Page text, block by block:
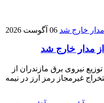
06 آگوست 2026
نیروی برق مازندران از
۱۹ دستگاه استخراج غیرمجاز رمز ارز در نیمه